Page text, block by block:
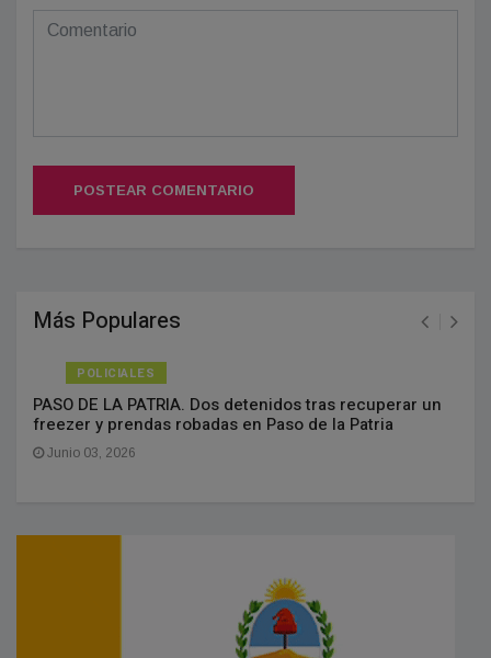
POSTEAR COMENTARIO
Más Populares
POLICIALES
PASO DE LA PATRIA. Dos detenidos tras recuperar un
freezer y prendas robadas en Paso de la Patria
Junio 03, 2026